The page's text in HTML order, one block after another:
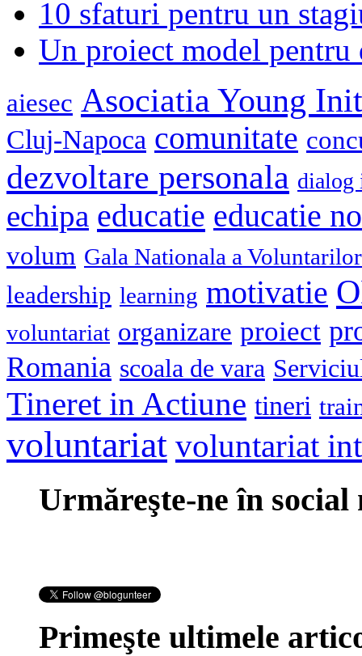
10 sfaturi pentru un
Un proiect model
aiesec Asociatia Young
Cluj-Napoca comunitate
dezvoltare personala dialog
echipa educatie educatie
volum Gala Nationala a Voluntarilor
leadership learning motivatie
voluntariat organizare proiect
Romania scoala de vara
Tineret in Actiune tineri
voluntariat voluntariat
Urmăreşte-ne în social
Primeşte ultimele